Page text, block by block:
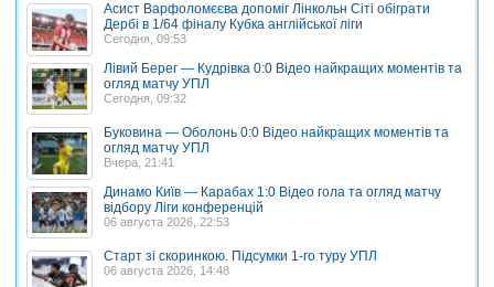
Асист Варфоломєєва допоміг Лінкольн Сіті обіграти
Дербі в 1/64 фіналу Кубка англійської ліги
Сегодня, 09:53
Лівий Берег — Кудрівка 0:0 Відео найкращих моментів та
огляд матчу УПЛ
Сегодня, 09:32
Буковина — Оболонь 0:0 Відео найкращих моментів та
огляд матчу УПЛ
Вчера, 21:41
Динамо Київ — Карабах 1:0 Відео гола та огляд матчу
відбору Ліги конференцій
06 августа 2026, 22:53
Старт зі скоринкою. Підсумки 1-го туру УПЛ
06 августа 2026, 14:48